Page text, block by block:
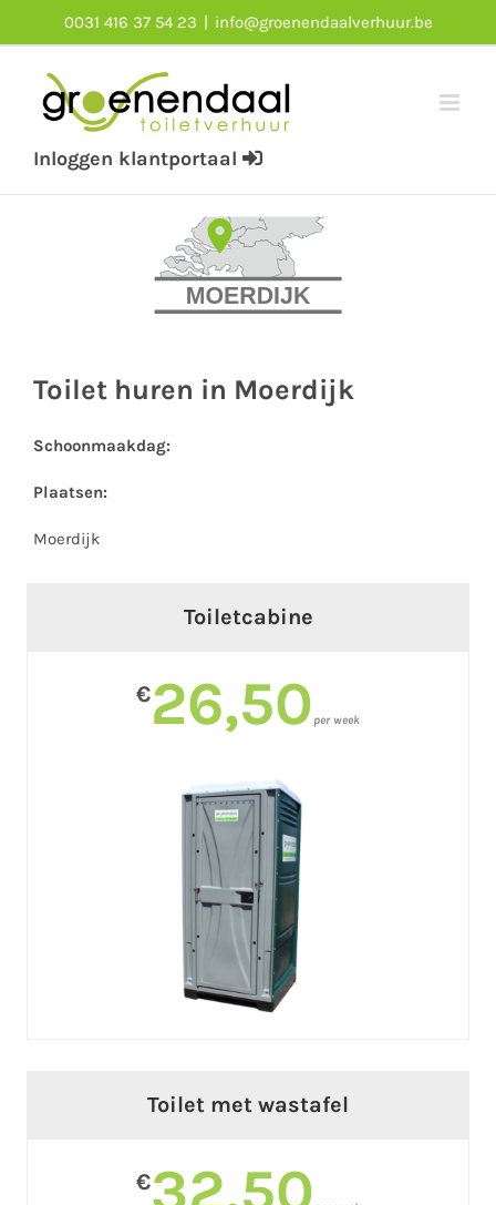
0031 416 37 54 23 | info@groenendaalverhuur.be
Inloggen klantportaal
Toilet huren in Moerdijk
Schoonmaakdag:
Plaatsen:
Moerdijk
Toiletcabine
€26,50 per week
Toilet met wastafel
€